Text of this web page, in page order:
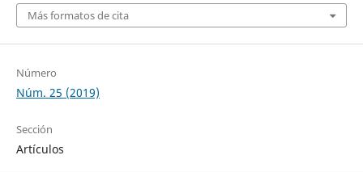
Más formatos de cita
Número
Núm. 25 (2019)
Sección
Artículos